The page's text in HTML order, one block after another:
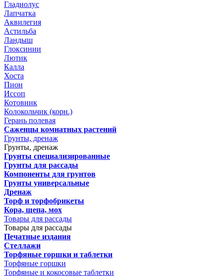
Гладиолус
Лапчатка
Аквилегия
Астильба
Ландыш
Глоксинии
Лютик
Калла
Хоста
Пион
Иссоп
Котовник
Колокольчик (корн.)
Герань полевая
Саженцы комнатных растений
Грунты, дренаж
Грунты, дренаж
Грунты специализированные
Грунты для рассады
Компоненты для грунтов
Грунты универсальные
Дренаж
Торф и торфобрикеты
Кора, щепа, мох
Товары для рассады
Товары для рассады
Печатные издания
Стеллажи
Торфяные горшки и таблетки
Торфяные горшки
Торфяные и кокосовые таблетки